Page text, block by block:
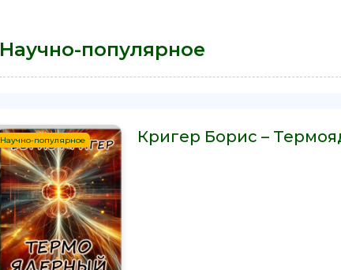
Научно-популярное
Научно-популярное Кригер Борис –